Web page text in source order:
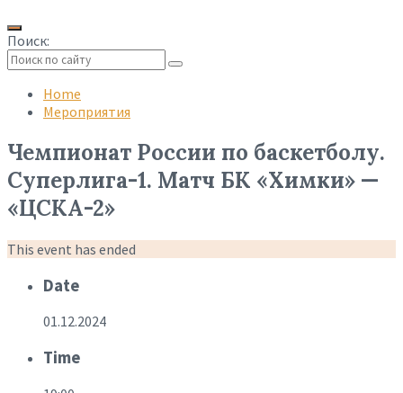
Поиск:
search
Home
Мероприятия
Чемпионат России по баскетболу.
Суперлига-1. Матч БК «Химки» —
«ЦСКА-2»
This event has ended
Date
01.12.2024
Time